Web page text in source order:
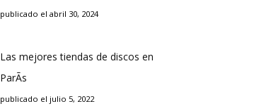
publicado el abril 30, 2024
Las mejores tiendas de discos en
ParÃ­s
publicado el julio 5, 2022